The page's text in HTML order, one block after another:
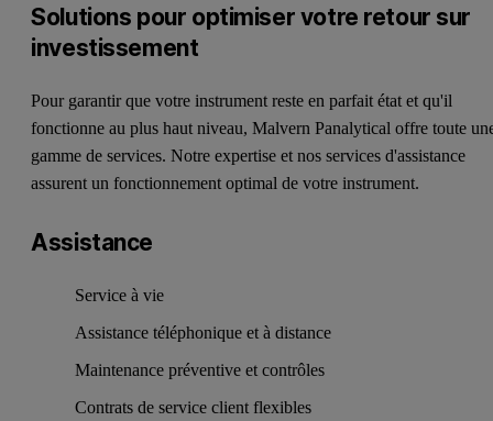
Solutions pour optimiser votre retour sur
investissement
Pour garantir que votre instrument reste en parfait état et qu'il
fonctionne au plus haut niveau, Malvern Panalytical offre toute
gamme de services. Notre expertise et nos services d'assistance
assurent un fonctionnement optimal de votre instrument.
Assistance
Service à vie
Assistance téléphonique et à distance
Maintenance préventive et contrôles
Contrats de service client flexibles